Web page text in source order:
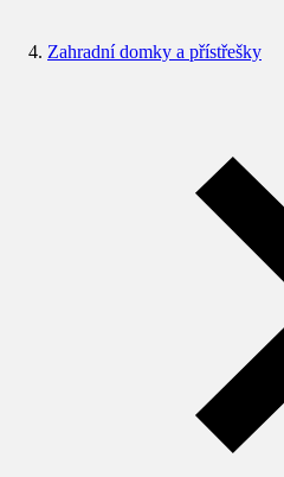
Zahradní domky a přístřešky